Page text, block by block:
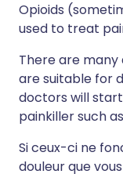
Opioids
used to treat
There are
are suitable for
doctors will
painkiller such as
Si ceux-ci ne
douleur que